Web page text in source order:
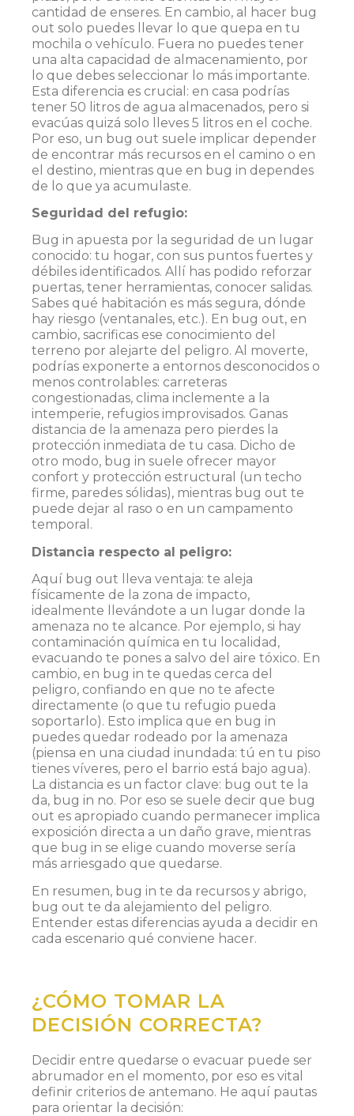
cantidad de enseres. En cambio, al hacer bug
out solo puedes llevar lo que quepa en tu
mochila o vehículo. Fuera no puedes tener
una alta capacidad de almacenamiento, por
lo que debes seleccionar lo más importante​.
Esta diferencia es crucial: en casa podrías
tener 50 litros de agua almacenados, pero si
evacúas quizá solo lleves 5 litros en el coche.
Por eso, un bug out suele implicar depender
de encontrar más recursos en el camino o en
el destino, mientras que en bug in dependes
de lo que ya acumulaste.
Seguridad del refugio:
Bug in apuesta por la seguridad de un lugar
conocido: tu hogar, con sus puntos fuertes y
débiles identificados​. Allí has podido reforzar
puertas, tener herramientas, conocer salidas.
Sabes qué habitación es más segura, dónde
hay riesgo (ventanales, etc.). En bug out, en
cambio, sacrificas ese conocimiento del
terreno por alejarte del peligro. Al moverte,
podrías exponerte a entornos desconocidos o
menos controlables: carreteras
congestionadas, clima inclemente a la
intemperie, refugios improvisados. Ganas
distancia de la amenaza pero pierdes la
protección inmediata de tu casa. Dicho de
otro modo, bug in suele ofrecer mayor
confort y protección estructural (un techo
firme, paredes sólidas), mientras bug out te
puede dejar al raso o en un campamento
temporal.
Distancia respecto al peligro:
Aquí bug out lleva ventaja: te aleja
físicamente de la zona de impacto,
idealmente llevándote a un lugar donde la
amenaza no te alcance​. Por ejemplo, si hay
contaminación química en tu localidad,
evacuando te pones a salvo del aire tóxico. En
cambio, en bug in te quedas cerca del
peligro, confiando en que no te afecte
directamente (o que tu refugio pueda
soportarlo). Esto implica que en bug in
puedes quedar rodeado por la amenaza
(piensa en una ciudad inundada: tú en tu piso
tienes víveres, pero el barrio está bajo agua).
La distancia es un factor clave: bug out te la
da, bug in no. Por eso se suele decir que bug
out es apropiado cuando permanecer implica
exposición directa a un daño grave, mientras
que bug in se elige cuando moverse sería
más arriesgado que quedarse.
En resumen, bug in te da recursos y abrigo,
bug out te da alejamiento del peligro.
Entender estas diferencias ayuda a decidir en
cada escenario qué conviene hacer.
¿CÓMO TOMAR LA
DECISIÓN CORRECTA?
Decidir entre quedarse o evacuar puede ser
abrumador en el momento, por eso es vital
definir criterios de antemano. He aquí pautas
para orientar la decisión: